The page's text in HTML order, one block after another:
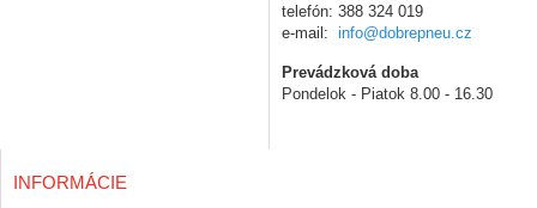
telefón: 388 324 019
e-mail: info@dobrepneu.cz
Prevádzková doba
Pondelok - Piatok 8.00 - 16.30
INFORMÁCIE